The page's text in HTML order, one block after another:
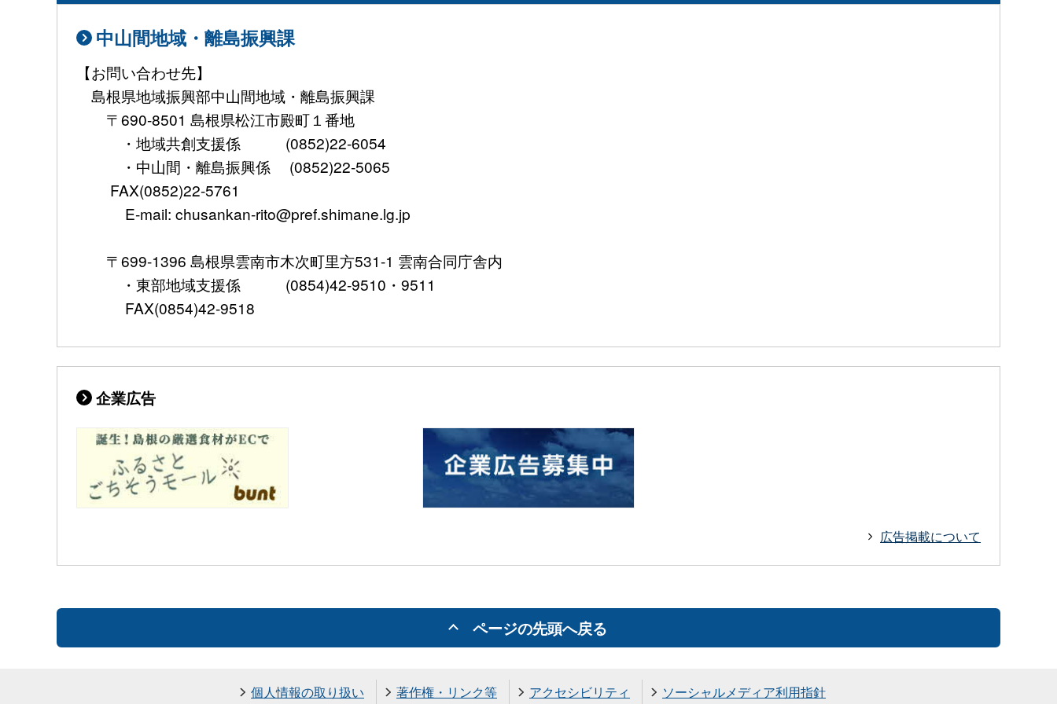
中山間地域・離島振興課
【お問い合わせ先】
島根県地域振興部中山間地域・離島振興課
〒690-8501 島根県松江市殿町１番地
・地域共創支援係 (0852)22-6054
・中山間・離島振興係 (0852)22-5065
FAX(0852)22-5761
E-mail: chusankan-rito@pref.shimane.lg.jp
〒699-1396 島根県雲南市木次町里方531-1 雲南合同庁舎内
・東部地域支援係 (0854)42-9510・9511
FAX(0854)42-9518
企業広告
広告掲載について
ページの先頭へ戻る
個人情報の取り扱い 著作権・リンク等 アクセシビリティ ソーシャルメディア利用指針